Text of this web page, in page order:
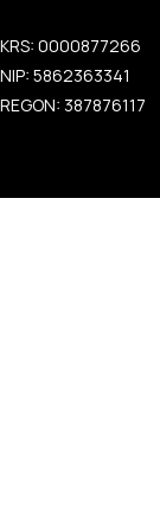
KRS: 0000877266
NIP: 5862363341
REGON: 387876117